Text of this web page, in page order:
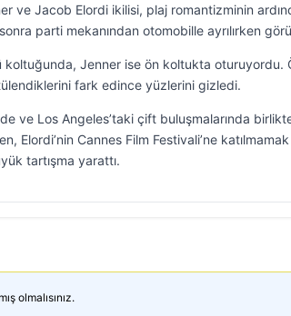
ve Jacob Elordi ikilisi, plaj romantizminin
parti mekanından otomobille ayrılırken
koltuğunda, Jenner ise ön koltukta
fark edince yüzlerini gizledi.
ve Los Angeles’taki çift buluşmalarında
Elordi’nin Cannes Film Festivali’ne
tartışma yarattı.
olmalısınız.